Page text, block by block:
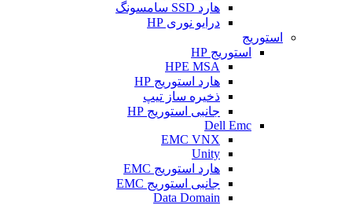
هارد SSD سامسونگ
درایو نوری HP
استوریج
استوریج HP
HPE MSA
هارد استوریج HP
ذخیره ساز تیپ
جانبی استوریج HP
Dell Emc
EMC VNX
Unity
هارد استوریج EMC
جانبی استوریج EMC
Data Domain